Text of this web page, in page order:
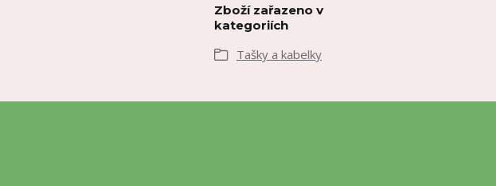
Zboží zařazeno v
kategoriích
Tašky a kabelky